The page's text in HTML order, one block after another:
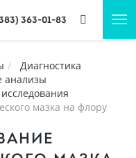
363-01-83
Диагностика
анализы
мазка на флору